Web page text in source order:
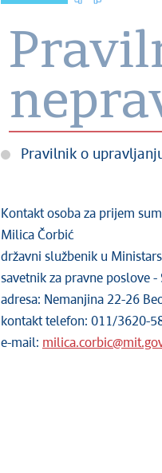
Pravilnik o
Kontakt osoba za prijem
Milica Čorbić
državni službenik u
savetnik za pravne poslove
adresa: Nemanjina 22-26
kontakt telefon: 011/3620-
e-mail: